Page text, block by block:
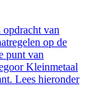
van
op de
punt van
Kleinmetaal
Lees hieronder